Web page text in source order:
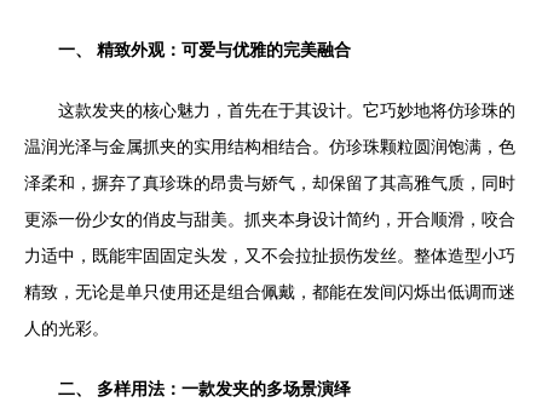
一、 精致外观：可爱与优雅的完美融合
这款发夹的核心魅力，首先在于其设计。它巧妙地将仿珍珠的
温润光泽与金属抓夹的实用结构相结合。仿珍珠颗粒圆润饱满，色
泽柔和，摒弃了真珍珠的昂贵与娇气，却保留了其高雅气质，同时
更添一份少女的俏皮与甜美。抓夹本身设计简约，开合顺滑，咬合
力适中，既能牢固固定头发，又不会拉扯损伤发丝。整体造型小巧
精致，无论是单只使用还是组合佩戴，都能在发间闪烁出低调而迷
人的光彩。
二、 多样用法：一款发夹的多场景演绎